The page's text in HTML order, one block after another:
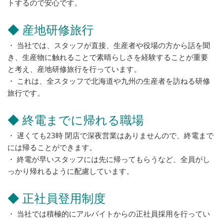
トするので安心です。
◆ 産地研修旅行
・ 当社では、スタッフが直接、生産者や役場の方から話を聞
き、生産物に触れることで素晴らしさを経験することが重要
と考え、産地研修旅行を行っています。
・ これは、全スタッフで北海道や九州の生産者を訪ねる研修
旅行です。
◆ 終電までに帰れる職場
・ 遅くても23時 閉店で深夜営業はありませんので、終電まで
には帰ることができます。
・ 終電が早いスタッフには先に帰ってもらうなど、全員がし
っかり帰れるように配慮しています。
◆ 正社員登用制度
・ 当社では積極的にアルバイトからの正社員採用を行ってい